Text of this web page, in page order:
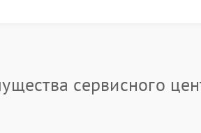
сервисного